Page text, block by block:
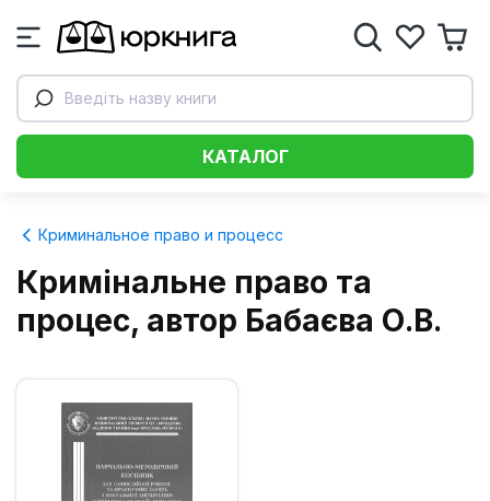
Введіть назву книги
КАТАЛОГ
Криминальное право и процесс
Кримінальне право та
процес, автор Бабаєва О.В.